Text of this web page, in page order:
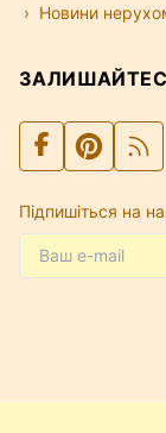
Новини
Підпишіться на